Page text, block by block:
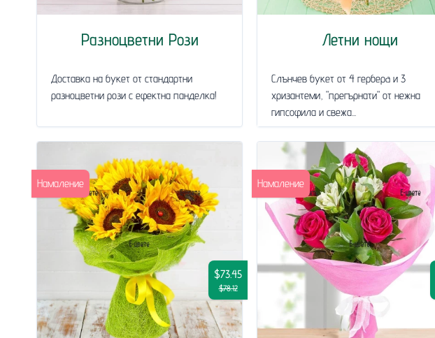
Разноцветни Рози
Доставка на букет от стандартни
разноцветни рози с ефектна панделка!
Летни нощи
Слънчев букет от 4 герберa и 3
хризантеми, "прегърнати" от нежна
гипсофила и свежа...
$73.45
$78.12
Намаление Намаление